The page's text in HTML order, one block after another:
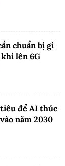
chuẩn bị gì
lên 6G
để AI thúc
năm 2030